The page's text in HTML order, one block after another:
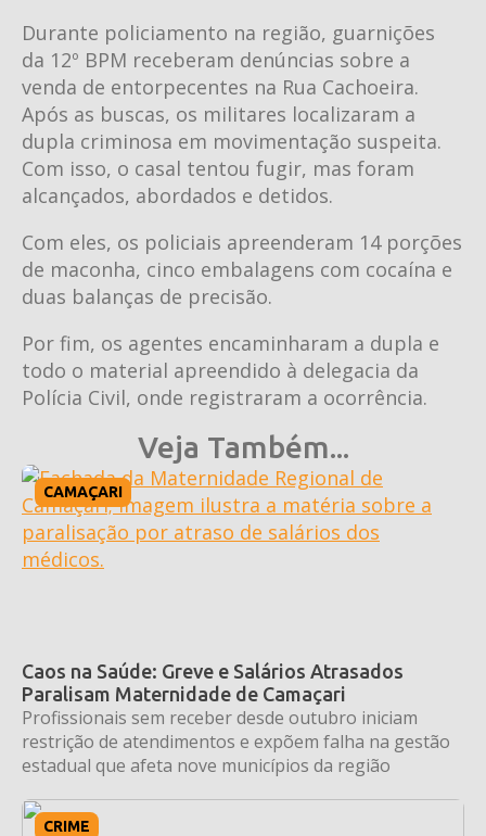
Durante policiamento na região, guarnições
da 12º BPM receberam denúncias sobre a
venda de entorpecentes na Rua Cachoeira.
Após as buscas, os militares localizaram a
dupla criminosa em movimentação suspeita.
Com isso, o casal tentou fugir, mas foram
alcançados, abordados e detidos.
Com eles, os policiais apreenderam 14 porções
de maconha, cinco embalagens com cocaína e
duas balanças de precisão.
Por fim, os agentes encaminharam a dupla e
todo o material apreendido à delegacia da
Polícia Civil, onde registraram a ocorrência.
Veja Também...
CAMAÇARI
Caos na Saúde: Greve e Salários Atrasados
Paralisam Maternidade de Camaçari
Profissionais sem receber desde outubro iniciam
restrição de atendimentos e expõem falha na gestão
estadual que afeta nove municípios da região
CRIME